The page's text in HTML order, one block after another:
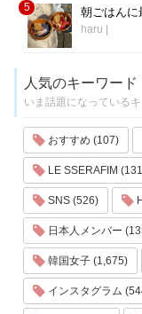
5 朝ごはん
haru
人気のキーワード
いま話題になっている
おすすめ (107)
LE SSERAFIM
SNS (526)
日本人メンバー
韓国女子 (1,675)
インスタグラム